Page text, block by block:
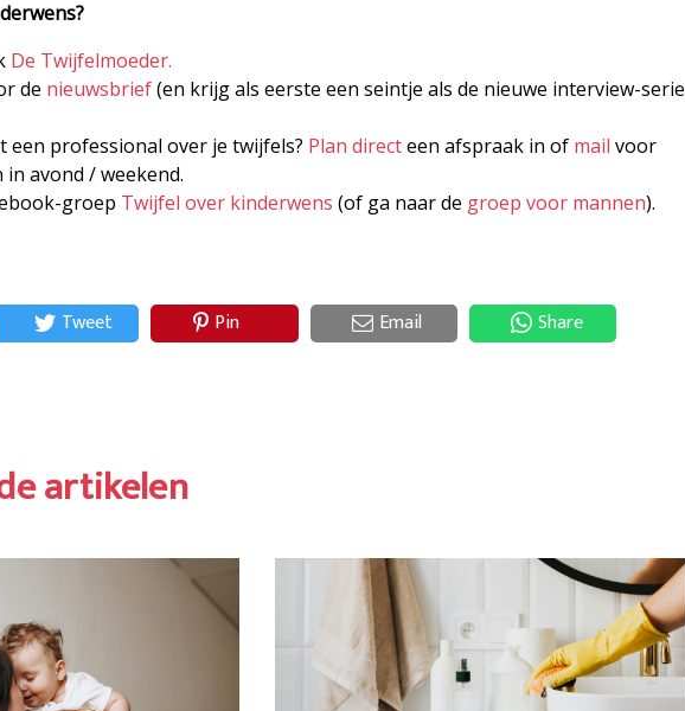
De Twijfelmoeder.
de nieuwsbrief(en krijg als eerste een seintje als de nieuwe interview-serie
een professional over je twijfels? Plan directeen afspraak in of mail voor
avond / weekend.
groep Twijfel over kinderwens (of ga naar de groep voor mannen).
Tweet Pin Email Share
artikelen